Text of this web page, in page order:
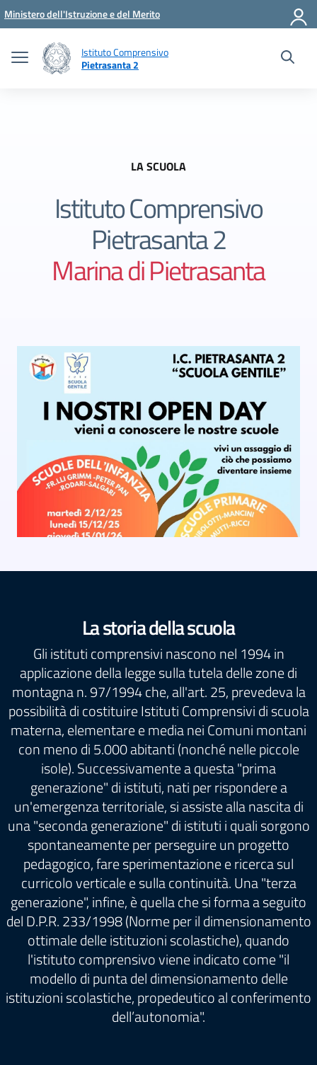
Vai ai contenuti
Vai al menu di navigazione
Vai al footer
Ministero dell'Istruzione e del Merito
Istituto Comprensivo
Pietrasanta 2
LA SCUOLA
Istituto Comprensivo
Pietrasanta 2
Marina di Pietrasanta
La storia della scuola
Gli istituti comprensivi nascono nel 1994 in
applicazione della legge sulla tutela delle zone di
montagna n. 97/1994 che, all'art. 25, prevedeva la
possibilità di costituire Istituti Comprensivi di scuola
materna, elementare e media nei Comuni montani
con meno di 5.000 abitanti (nonché nelle piccole
isole). Successivamente a questa "prima
generazione" di istituti, nati per rispondere a
un'emergenza territoriale, si assiste alla nascita di
una "seconda generazione" di istituti i quali sorgono
spontaneamente per perseguire un progetto
pedagogico, fare sperimentazione e ricerca sul
curricolo verticale e sulla continuità. Una "terza
generazione", infine, è quella che si forma a seguito
del D.P.R. 233/1998 (Norme per il dimensionamento
ottimale delle istituzioni scolastiche), quando
l'istituto comprensivo viene indicato come "il
modello di punta del dimensionamento delle
istituzioni scolastiche, propedeutico al conferimento
dell’autonomia".